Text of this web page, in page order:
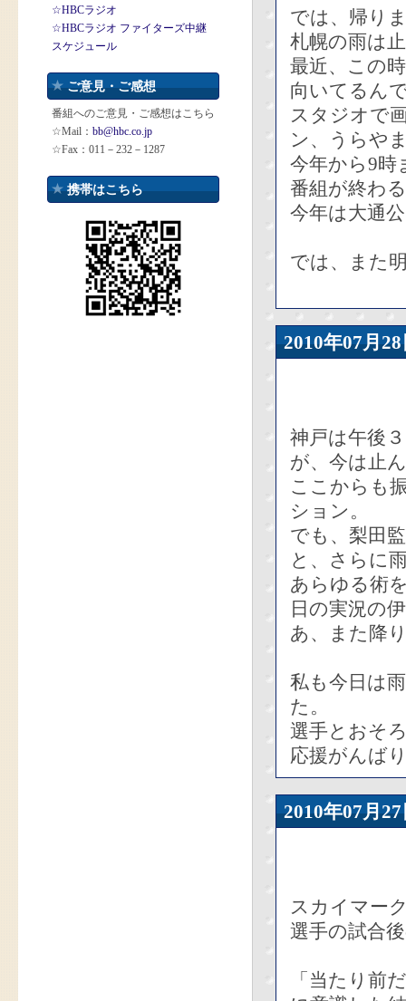
☆HBCラジオ
☆HBCラジオ ファイターズ中継
スケジュール
ご意見・ご感想
番組へのご意見・ご感想はこちら
☆Mail： bb@hbc.co.jp
☆Fax：011－232－1287
携帯はこちら
では、帰り
札幌の雨は
最近、この
向いてるん
スタジオで
ン、うらや
今年から9時
番組が終わ
今年は大通
では、また
2010年07
神戸は午後
が、今は止
ここからも
ション。
でも、梨田
と、さらに
あらゆる術
日の実況の
あ、また降
私も今日は
た。
選手とおそ
応援がんば
2010年07
スカイマー
選手の試合
「当たり前